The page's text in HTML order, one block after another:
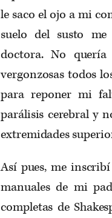
le saco el ojo a mi
suelo del susto
doctora. No quería
vergonzosas todos
para reponer mi
parálisis cerebral y
extremidades
Así pues, me
manuales de mi
completas de